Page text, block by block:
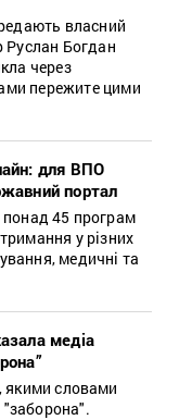
власний
Руслан Богдан
через
пережите цими
для ВПО
портал
понад 45 програм
у різних
медичні та
медіа
якими словами